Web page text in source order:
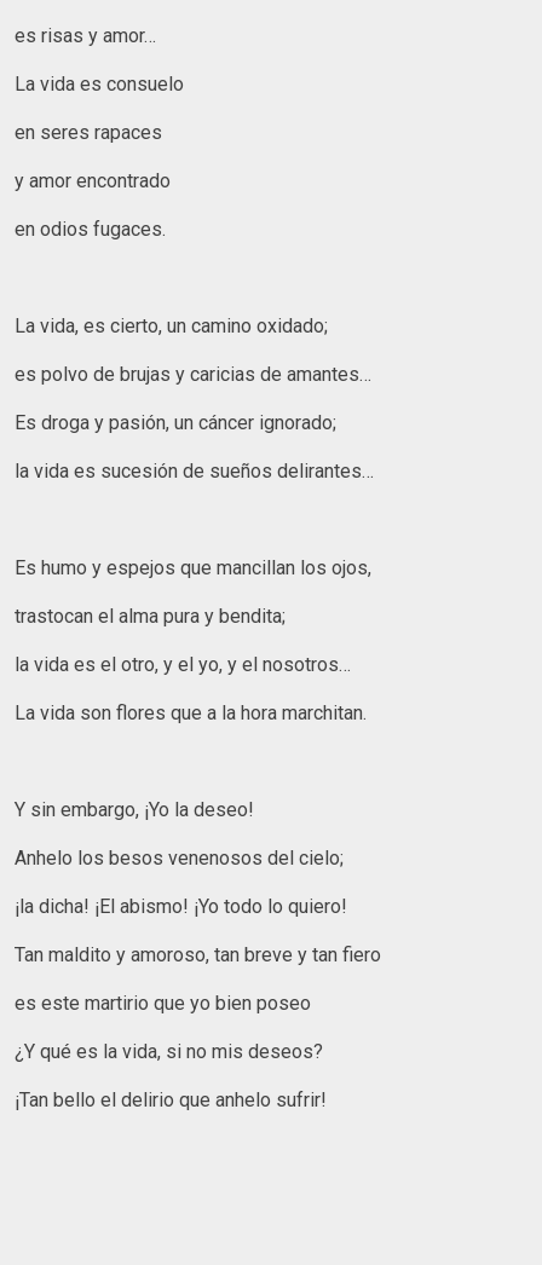
es risas y amor…
La vida es consuelo
en seres rapaces
y amor encontrado
en odios fugaces.
La vida, es cierto, un camino oxidado;
es polvo de brujas y caricias de amantes…
Es droga y pasión, un cáncer ignorado;
la vida es sucesión de sueños delirantes…
Es humo y espejos que mancillan los ojos,
trastocan el alma pura y bendita;
la vida es el otro, y el yo, y el nosotros…
La vida son flores que a la hora marchitan.
Y sin embargo, ¡Yo la deseo!
Anhelo los besos venenosos del cielo;
¡la dicha! ¡El abismo! ¡Yo todo lo quiero!
Tan maldito y amoroso, tan breve y tan fiero
es este martirio que yo bien poseo
¿Y qué es la vida, si no mis deseos?
¡Tan bello el delirio que anhelo sufrir!